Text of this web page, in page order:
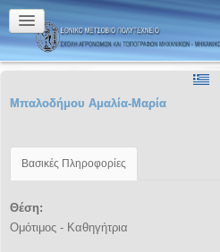
Μπαλοδήμου Αμαλία-Μαρία
Βασικές Πληροφορίες
Θέση:
Ομότιμος - Καθηγήτρια